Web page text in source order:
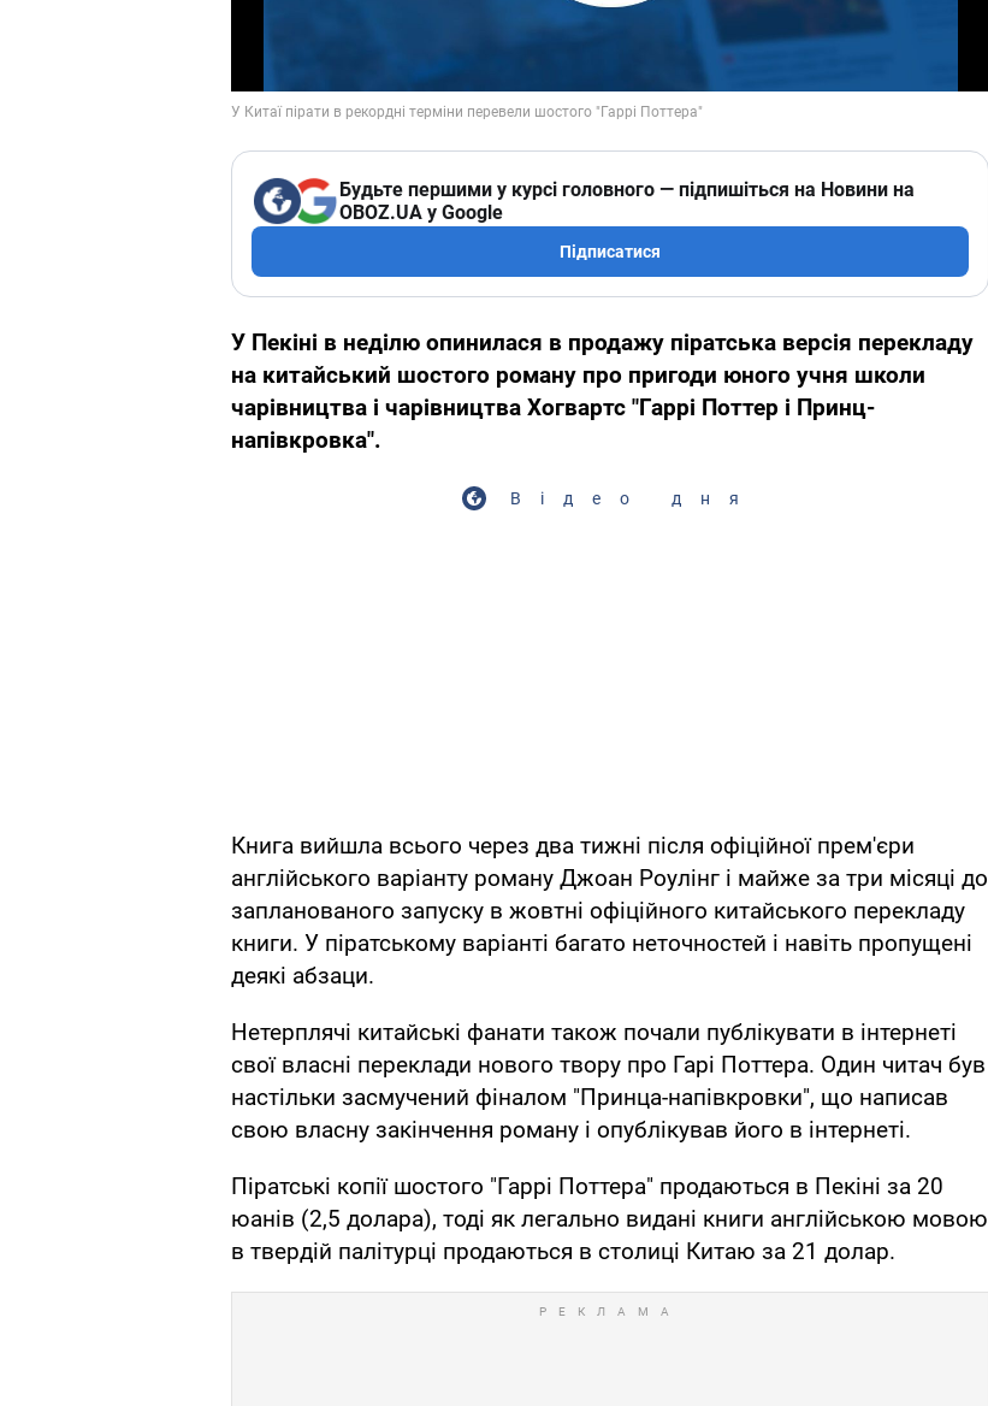
Будьте першими у курсі головного — підпишіться на Новини на
OBOZ.UA у Google
Підписатися
У Пекіні в неділю опинилася в продажу піратська версія перекладу
на китайський шостого роману про пригоди юного учня школи
чарівництва і чарівництва Хогвартс "Гаррі Поттер і Принц-
напівкровка".
Відео дня
Книга вийшла всього через два тижні після офіційної прем'єри
англійського варіанту роману Джоан Роулінг і майже за три місяці до
запланованого запуску в жовтні офіційного китайського перекладу
книги. У піратському варіанті багато неточностей і навіть пропущені
деякі абзаци.
Нетерплячі китайські фанати також почали публікувати в інтернеті
свої власні переклади нового твору про Гарі Поттера. Один читач був
настільки засмучений фіналом "Принца-напівкровки", що написав
свою власну закінчення роману і опублікував його в інтернеті.
Піратські копії шостого "Гаррі Поттера" продаються в Пекіні за 20
юанів (2,5 долара), тоді як легально видані книги англійською мовою
в твердій палітурці продаються в столиці Китаю за 21 долар.